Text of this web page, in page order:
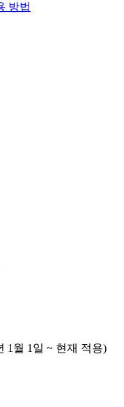
방법
1월 1일 ~ 현재 적용)